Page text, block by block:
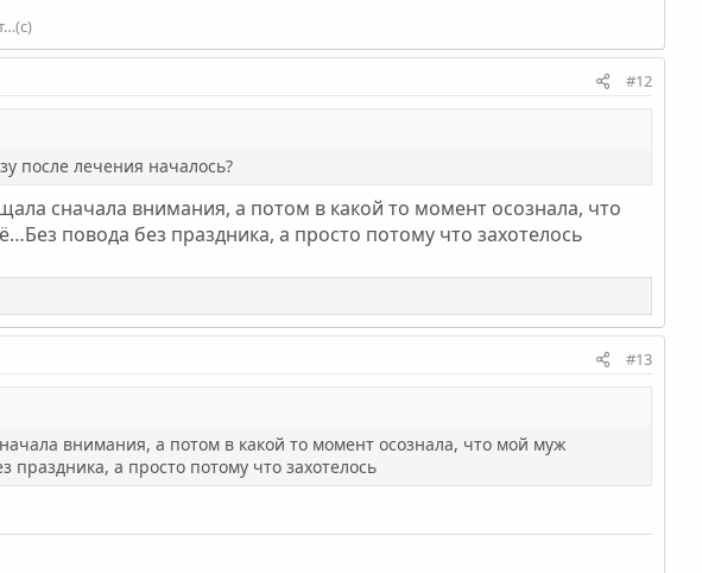
#12
после лечения началось?
сначала внимания, а потом в какой то момент осознала, что
повода без праздника, а просто потому что захотелось
#13
внимания, а потом в какой то момент осознала, что мой муж
а просто потому что захотелось